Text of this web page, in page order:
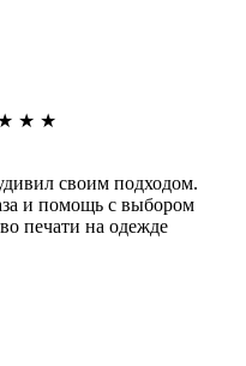
★ ★
своим подходом.
и помощь с выбором
печати на одежде